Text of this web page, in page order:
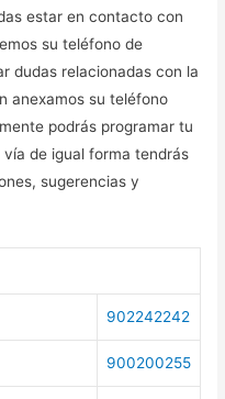
estar en contacto con
su teléfono de
dudas relacionadas con la
anexamos su teléfono
podrás programar tu
de igual forma tendrás
sugerencias y
902242242
900200255